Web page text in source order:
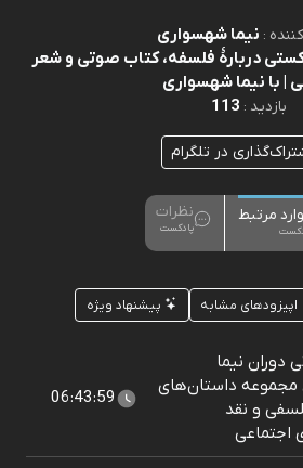
: نیما شهسواری
دربارۀ فلسفه، کتاب صوتی و شعر
| با نیما شهسواری
بازدید : 113
در تلگرام
مرتبط نظرات
پادکست
اپیزودهای مشابه پیشنهاد ویژه
دوران نیما
داستان‌های
و نقد
اجتماعی
06:43:59